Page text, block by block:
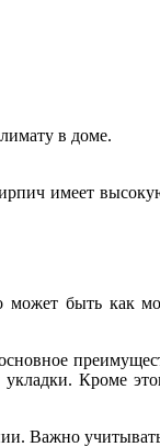
в доме.
имеет
может быть как
Кроме
Важно